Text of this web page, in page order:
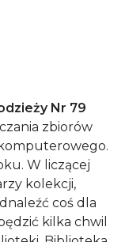
Nr 79
zbiorów
W liczącej
kolekcji,
coś dla
kilka chwil